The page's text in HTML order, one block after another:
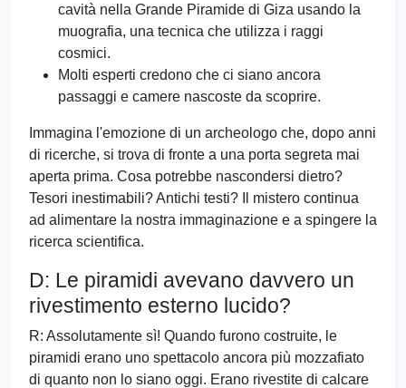
cavità nella Grande Piramide di Giza usando la
muografia, una tecnica che utilizza i raggi
cosmici.
Molti esperti credono che ci siano ancora
passaggi e camere nascoste da scoprire.
Immagina l'emozione di un archeologo che, dopo anni
di ricerche, si trova di fronte a una porta segreta mai
aperta prima. Cosa potrebbe nascondersi dietro?
Tesori inestimabili? Antichi testi? Il mistero continua
ad alimentare la nostra immaginazione e a spingere la
ricerca scientifica.
D: Le piramidi avevano davvero un
rivestimento esterno lucido?
R: Assolutamente sì! Quando furono costruite, le
piramidi erano uno spettacolo ancora più mozzafiato
di quanto non lo siano oggi. Erano rivestite di calcare